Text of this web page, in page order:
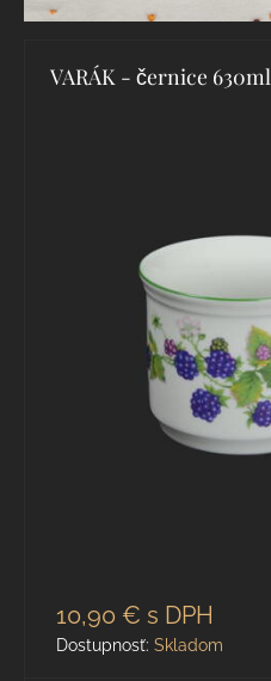
VARÁK - černice 630ml
10,90 € s DPH
Dostupnosť: Skladom